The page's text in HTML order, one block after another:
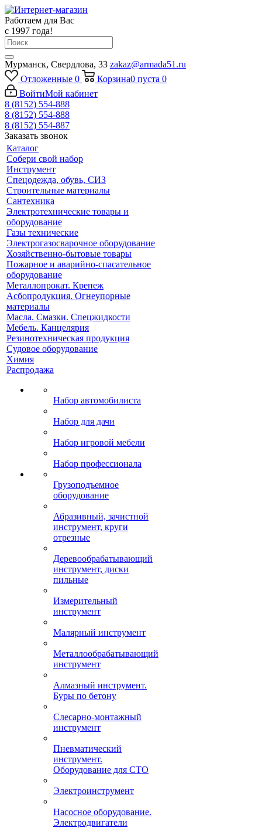
Работаем для Вас
с 1997 года!
Мурманск, Свердлова, 33 zakaz@armada51.ru
Отложенные 0 Корзина0 пуста 0
ВойтиМой кабинет
8 (8152) 554-888
8 (8152) 554-888
8 (8152) 554-887
Заказать звонок
Каталог
Собери свой набор
Инструмент
Спецодежда, обувь, СИЗ
Строительные материалы
Сантехника
Электротехнические товары и
оборудование
Газы технические
Электрогазосварочное оборудование
Хозяйственно-бытовые товары
Пожарное и аварийно-спасательное
оборудование
Металлопрокат. Крепеж
Асбопродукция. Огнеупорные
материалы
Масла. Смазки. Спецжидкости
Мебель. Канцелярия
Резинотехническая продукция
Судовое оборудование
Химия
Распродажа
Набор автомобилиста
Набор для дачи
Набор игровой мебели
Набор профессионала
Грузоподъемное
оборудование
Абразивный, зачистной
инструмент, круги
отрезные
Деревообрабатывающий
инструмент, диски
пильные
Измерительный
инструмент
Малярный инструмент
Металлообрабатывающий
инструмент
Алмазный инструмент.
Буры по бетону
Слесарно-монтажный
инструмент
Пневматический
инструмент.
Оборудование для СТО
Электроинструмент
Насосное оборудование.
Электродвигатели